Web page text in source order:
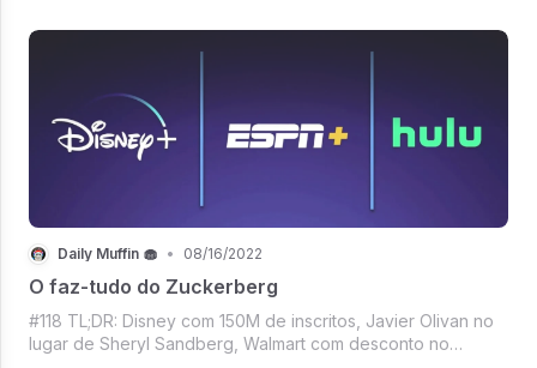
Daily Muffin 🧁 • 08/16/2022
O faz-tudo do Zuckerberg
#118 TL;DR: Disney com 150M de inscritos, Javier Olivan no
lugar de Sheryl Sandberg, Walmart com desconto no